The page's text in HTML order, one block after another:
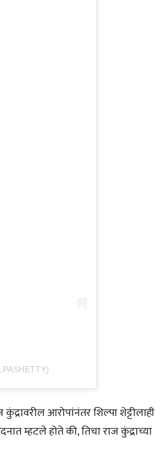
आरोपांनंतर शिल्पा शेट्टीलाही
म्हटले होते की, तिचा राज कुंद्राच्या